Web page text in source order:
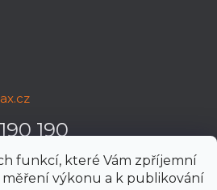
funkcí, které Vám zpříjemní
výkonu a k publikování
190